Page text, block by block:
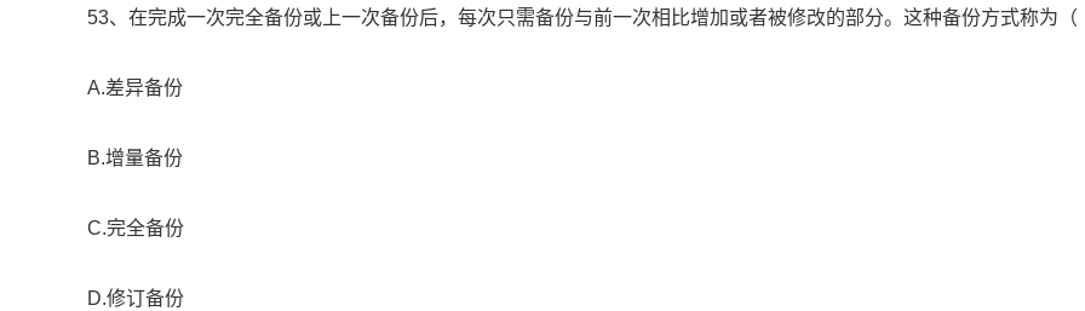
53、在完成一次完全备份或上一次备份后，每次只需备份与前一次相比增加或者被修改的部分。这种备份方式称为
A.差异备份
B.增量备份
C.完全备份
D.修订备份